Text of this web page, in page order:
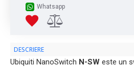
Whatsapp
DESCRIERE
Ubiquiti NanoSwitch N-SW este un